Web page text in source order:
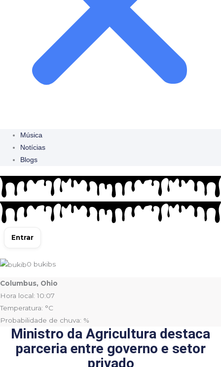
Música
Notícias
Blogs
Entrar
0 bukibs
Columbus, Ohio
Hora local: 10:07
Temperatura: °C
Probabilidade de chuva: %
Ministro da Agricultura destaca
parceria entre governo e setor
privado